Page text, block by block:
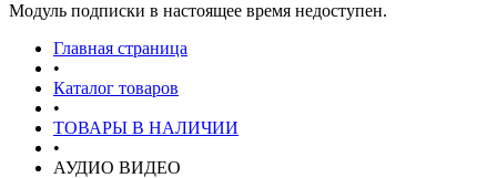
Модуль подписки в настоящее время недоступен.
Главная страница
•
Каталог товаров
•
ТОВАРЫ В НАЛИЧИИ
•
АУДИО ВИДЕО